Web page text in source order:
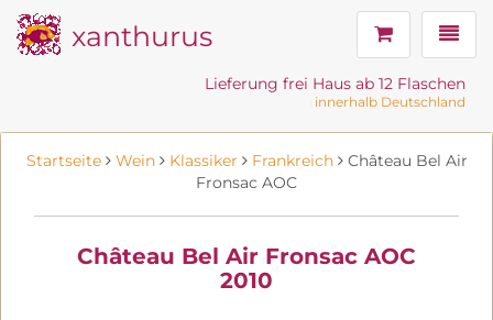
xanthurus
Lieferung frei Haus ab 12 Flaschen
innerhalb Deutschland
Startseite Wein Klassiker Frankreich Château Bel Air
Fronsac AOC
Château Bel Air Fronsac AOC
2010